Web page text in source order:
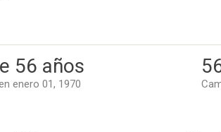
56 años
enero 01, 1970